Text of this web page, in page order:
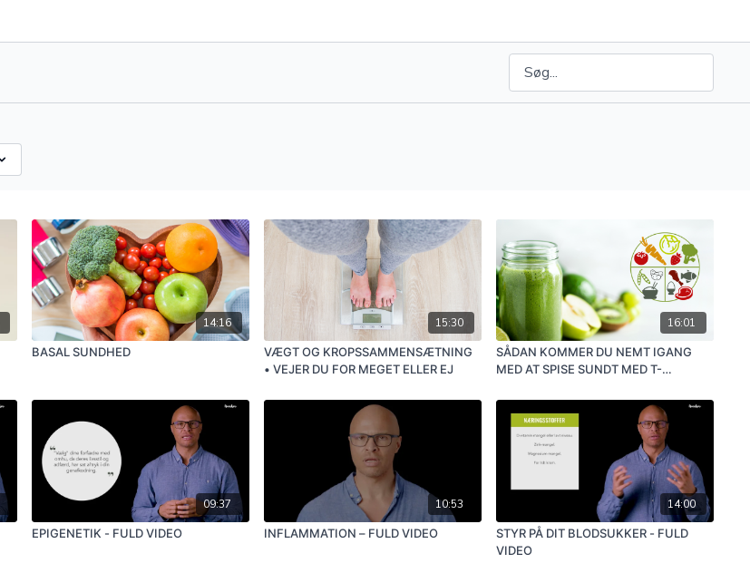
14:16
BASAL SUNDHED
15:30
VÆGT OG KROPSSAMMENSÆTNING
• VEJER DU FOR MEGET ELLER EJ
16:01
SÅDAN KOMMER DU NEMT IGANG
MED AT SPISE SUNDT MED T-
09:37
EPIGENETIK - FULD VIDEO
10:53
INFLAMMATION – FULD VIDEO
14:00
STYR PÅ DIT BLODSUKKER - FULD
VIDEO